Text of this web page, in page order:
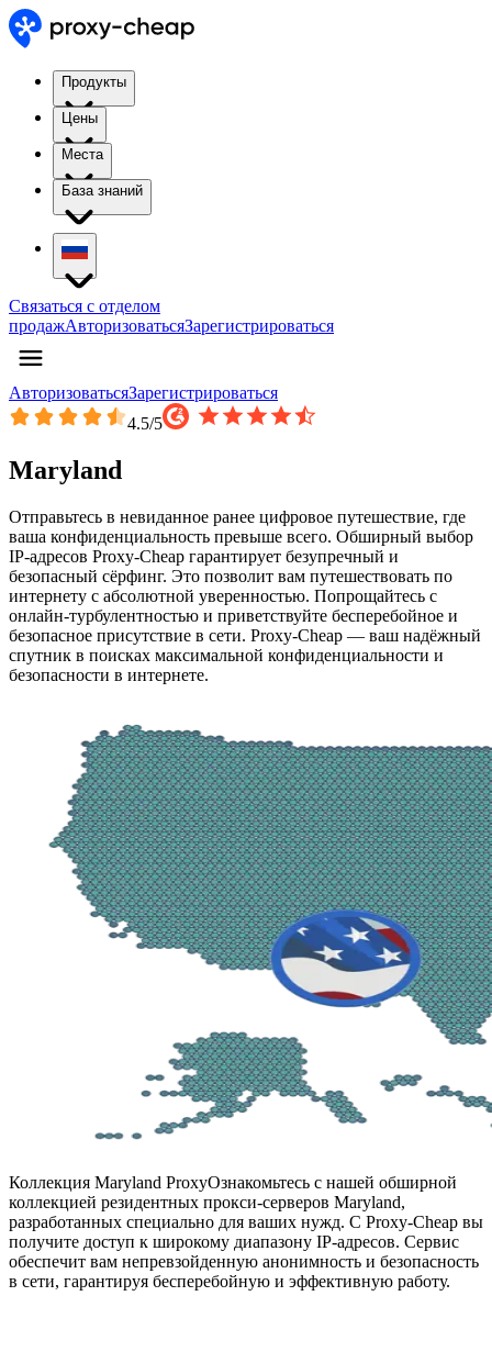
Продукты
Цены
Места
База знаний
Связаться с отделом
продажАвторизоватьсяЗарегистрироваться
АвторизоватьсяЗарегистрироваться
4.5/5
Maryland
Отправьтесь в невиданное ранее цифровое путешествие, где
ваша конфиденциальность превыше всего. Обширный выбор
IP-адресов Proxy-Cheap гарантирует безупречный и
безопасный сёрфинг. Это позволит вам путешествовать по
интернету с абсолютной уверенностью. Попрощайтесь с
онлайн-турбулентностью и приветствуйте бесперебойное и
безопасное присутствие в сети. Proxy-Cheap — ваш надёжный
спутник в поисках максимальной конфиденциальности и
безопасности в интернете.
Коллекция Maryland ProxyОзнакомьтесь с нашей обширной
коллекцией резидентных прокси-серверов Maryland,
разработанных специально для ваших нужд. С Proxy-Cheap вы
получите доступ к широкому диапазону IP-адресов. Сервис
обеспечит вам непревзойденную анонимность и безопасность
в сети, гарантируя бесперебойную и эффективную работу.